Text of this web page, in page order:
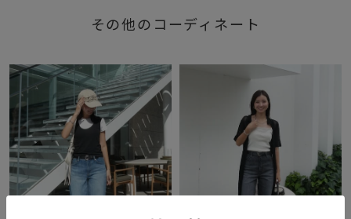
その他のコーディネート